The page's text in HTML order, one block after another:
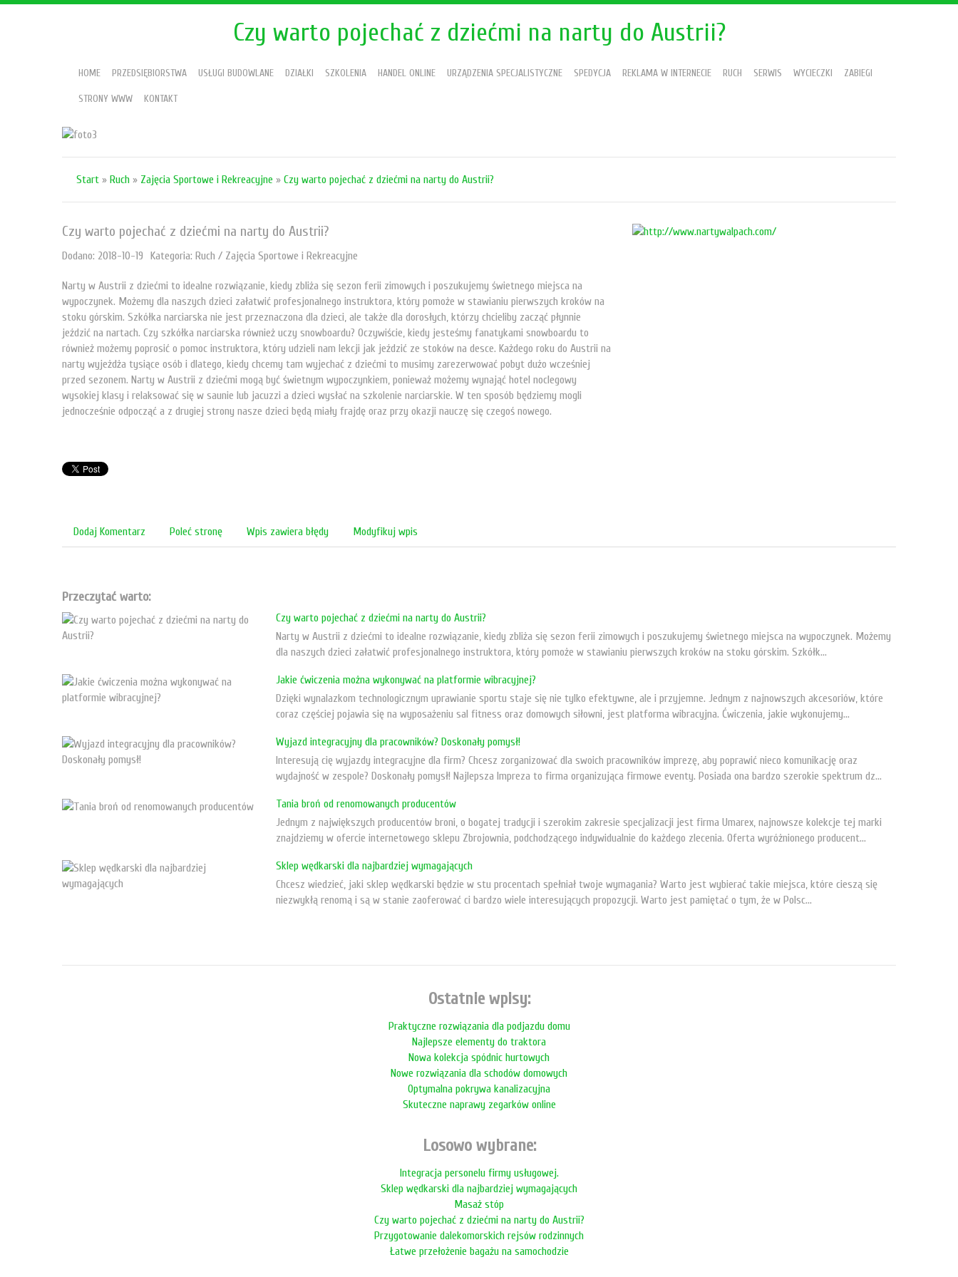
Czy warto pojechać z dziećmi na narty do Austrii?
HOME PRZEDSIĘBIORSTWA USŁUGI BUDOWLANE DZIAŁKI SZKOLENIA HANDEL ONLINE URZĄDZENIA SPECJALISTYCZNE SPEDYCJA REKLAMA W INTERNECIE RUCH SERWIS WYCIECZKI ZABIEGI
STRONY WWW KONTAKT
Start » Ruch » Zajęcia Sportowe i Rekreacyjne » Czy warto pojechać z dziećmi na narty do Austrii?
Czy warto pojechać z dziećmi na narty do Austrii?
Dodano: 2018-10-19 Kategoria: Ruch / Zajęcia Sportowe i Rekreacyjne
Narty w Austrii z dziećmi to idealne rozwiązanie, kiedy zbliża się sezon ferii zimowych i poszukujemy świetnego miejsca na
wypoczynek. Możemy dla naszych dzieci załatwić profesjonalnego instruktora, który pomoże w stawianiu pierwszych kroków na
stoku górskim. Szkółka narciarska nie jest przeznaczona dla dzieci, ale także dla dorosłych, którzy chcieliby zacząć płynnie
jeździć na nartach. Czy szkółka narciarska również uczy snowboardu? Oczywiście, kiedy jesteśmy fanatykami snowboardu to
również możemy poprosić o pomoc instruktora, który udzieli nam lekcji jak jeździć ze stoków na desce. Każdego roku do Austrii na
narty wyjeżdża tysiące osób i dlatego, kiedy chcemy tam wyjechać z dziećmi to musimy zarezerwować pobyt dużo wcześniej
przed sezonem. Narty w Austrii z dziećmi mogą być świetnym wypoczynkiem, ponieważ możemy wynająć hotel noclegowy
wysokiej klasy i relaksować się w saunie lub jacuzzi a dzieci wysłać na szkolenie narciarskie. W ten sposób będziemy mogli
jednocześnie odpocząć a z drugiej strony nasze dzieci będą miały frajdę oraz przy okazji nauczę się czegoś nowego.
Dodaj Komentarz Poleć stronę Wpis zawiera błędy Modyfikuj wpis
Przeczytać warto:
Czy warto pojechać z dziećmi na narty do Austrii?
Narty w Austrii z dziećmi to idealne rozwiązanie, kiedy zbliża się sezon ferii zimowych i poszukujemy świetnego miejsca na wypoczynek. Możemy
dla naszych dzieci załatwić profesjonalnego instruktora, który pomoże w stawianiu pierwszych kroków na stoku górskim. Szkółk...
Jakie ćwiczenia można wykonywać na platformie wibracyjnej?
Dzięki wynalazkom technologicznym uprawianie sportu staje się nie tylko efektywne, ale i przyjemne. Jednym z najnowszych akcesoriów, które
coraz częściej pojawia się na wyposażeniu sal fitness oraz domowych siłowni, jest platforma wibracyjna. Ćwiczenia, jakie wykonujemy...
Wyjazd integracyjny dla pracowników? Doskonały pomysł!
Interesują cię wyjazdy integracyjne dla firm? Chcesz zorganizować dla swoich pracowników imprezę, aby poprawić nieco komunikację oraz
wydajność w zespole? Doskonały pomysł! Najlepsza Impreza to firma organizująca firmowe eventy. Posiada ona bardzo szerokie spektrum dz...
Tania broń od renomowanych producentów
Jednym z największych producentów broni, o bogatej tradycji i szerokim zakresie specjalizacji jest firma Umarex, najnowsze kolekcje tej marki
znajdziemy w ofercie internetowego sklepu Zbrojownia, podchodzącego indywidualnie do każdego zlecenia. Oferta wyróżnionego producent...
Sklep wędkarski dla najbardziej wymagających
Chcesz wiedzieć, jaki sklep wędkarski będzie w stu procentach spełniał twoje wymagania? Warto jest wybierać takie miejsca, które cieszą się
niezwykłą renomą i są w stanie zaoferować ci bardzo wiele interesujących propozycji. Warto jest pamiętać o tym, że w Polsc...
Ostatnie wpisy:
Praktyczne rozwiązania dla podjazdu domu
Najlepsze elementy do traktora
Nowa kolekcja spódnic hurtowych
Nowe rozwiązania dla schodów domowych
Optymalna pokrywa kanalizacyjna
Skuteczne naprawy zegarków online
Losowo wybrane:
Integracja personelu firmy usługowej.
Sklep wędkarski dla najbardziej wymagających
Masaż stóp
Czy warto pojechać z dziećmi na narty do Austrii?
Przygotowanie dalekomorskich rejsów rodzinnych
Łatwe przełożenie bagażu na samochodzie